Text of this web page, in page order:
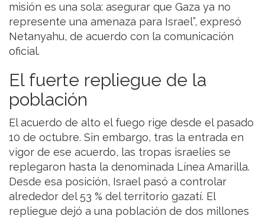
misión es una sola: asegurar que Gaza ya no
represente una amenaza para Israel”, expresó
Netanyahu, de acuerdo con la comunicación
oficial.
El fuerte repliegue de la
población
El acuerdo de alto el fuego rige desde el pasado
10 de octubre. Sin embargo, tras la entrada en
vigor de ese acuerdo, las tropas israelíes se
replegaron hasta la denominada Línea Amarilla.
Desde esa posición, Israel pasó a controlar
alrededor del 53 % del territorio gazatí. El
repliegue dejó a una población de dos millones